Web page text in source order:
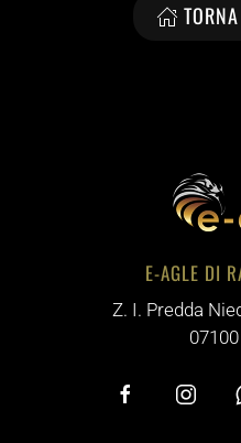
E-AGLE DI
Z. I. Predda